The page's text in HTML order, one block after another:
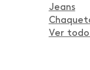
Jeans
Ver